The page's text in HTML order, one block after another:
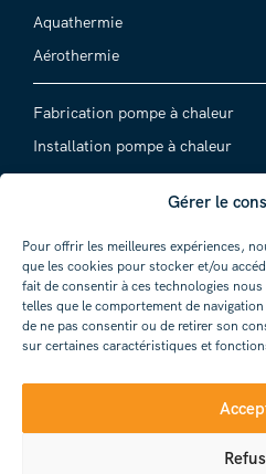
Gérer le
Pour offrir les meilleures expériences,
que les cookies pour stocker et/ou
fait de consentir à ces technologies
telles que le comportement de
de ne pas consentir ou de retirer son
sur certaines caractéristiques et
Aquathermie
Aérothermie
Fabrication pompe à chaleur
Installation pompe à chaleur
Entretien pompe à chaleur
Dépannage pompe à chaleur
Sophiacal est fabricant et
depuis plus de 40 ans. L’équipe
particuliers et des
Lyon, Chambéry et Annecy.
© 2026 Sophiacal. Tous droits